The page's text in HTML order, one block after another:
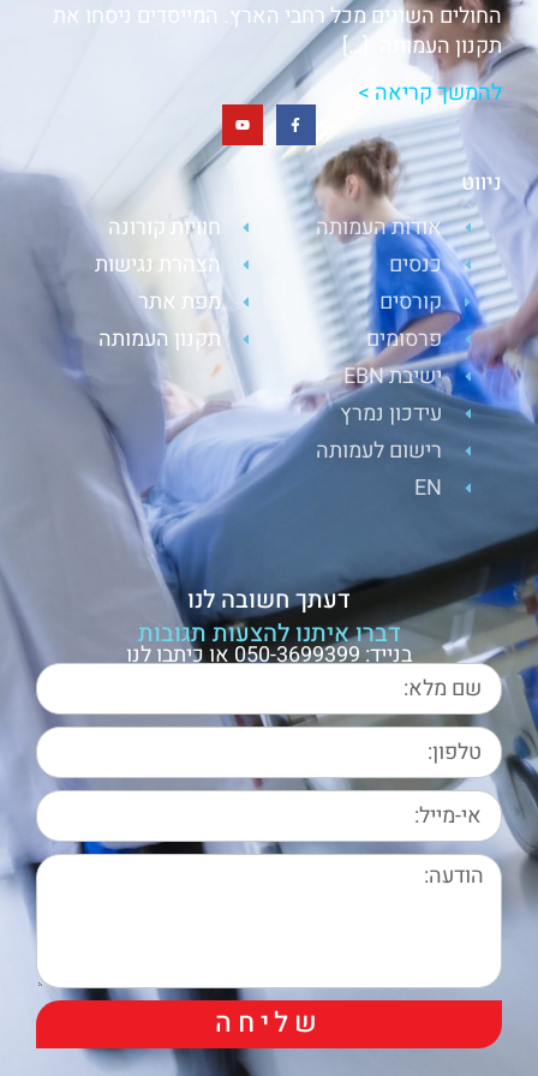
החולים השונים מכל רחבי הארץ. המייסדים ניסחו את
תקנון העמותה. […]
להמשך קריאה >
ניווט
אודות העמותה
כנסים
קורסים
פרסומים
ישיבת EBN
עידכון נמרץ
רישום לעמותה
EN
חוויות קורונה
הצהרת נגישות
מפת אתר
תקנון העמותה
דעתך חשובה לנו
דברו איתנו להצעות תגובות
בנייד: 050-3699399 או כיתבו לנו
שליחה